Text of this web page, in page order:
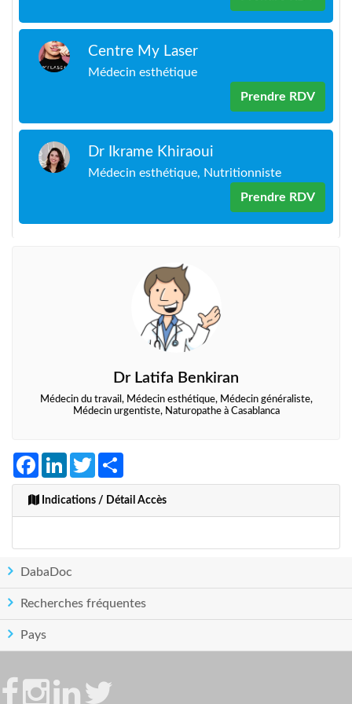
Centre My Laser
Médecin esthétique
Prendre RDV
Dr Ikrame Khiraoui
Médecin esthétique, Nutritionniste
Prendre RDV
Dr Latifa Benkiran
Médecin du travail, Médecin esthétique, Médecin généraliste,
Médecin urgentiste, Naturopathe à Casablanca
FacebookLinkedInTwitter
Indications / Détail Accès
DabaDoc
Recherches fréquentes
Pays